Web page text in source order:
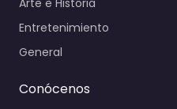
Entretenimiento
General
Conócenos